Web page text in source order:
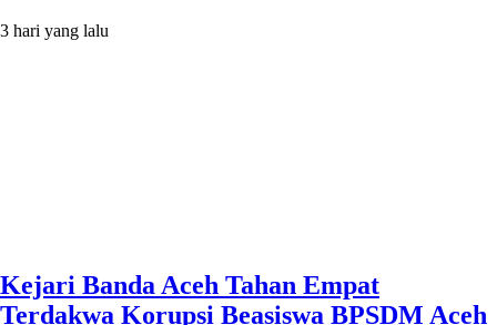
3 hari yang lalu
Kejari Banda Aceh Tahan Empat
Terdakwa Korupsi Beasiswa BPSDM Aceh